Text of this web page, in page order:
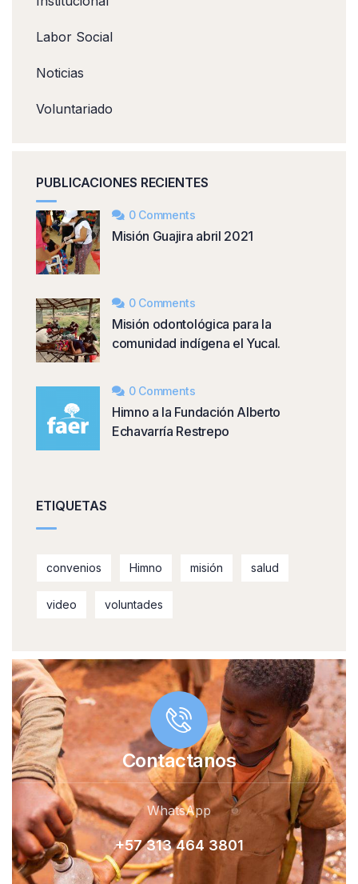
Labor Social
Noticias
Voluntariado
PUBLICACIONES RECIENTES
0 Comments
Misión Guajira abril 2021
0 Comments
Misión odontológica para la
comunidad indígena el Yucal.
0 Comments
Himno a la Fundación Alberto
Echavarría Restrepo
ETIQUETAS
convenios Himno misión salud
video voluntades
Contactanos
WhatsApp
+57 313 464 3801